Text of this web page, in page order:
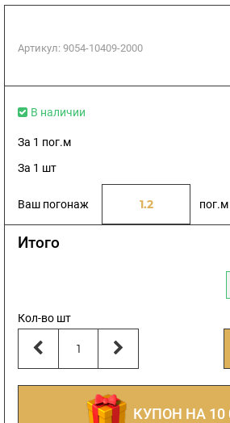
Артикул: 9054-10409-2000
В наличии
За 1 пог.м
За 1 шт
Ваш погонаж пог.м
Итого
Кол-во шт
КУПОН НА 10